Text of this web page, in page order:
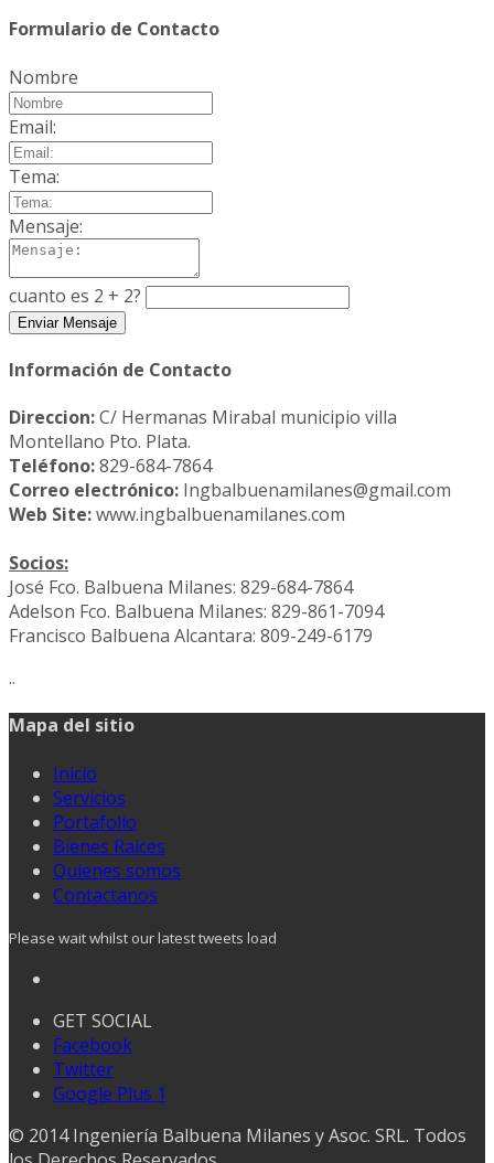
Formulario de Contacto
Nombre
Email:
Tema:
Mensaje:
cuanto es 2 + 2?
Información de Contacto
Direccion:C/ Hermanas Mirabal municipio villa
Montellano Pto. Plata.
Teléfono:829-684-7864
Correo electrónico: Ingbalbuenamilanes@gmail.com
Web Site:www.ingbalbuenamilanes.com
Socios:
José Fco. Balbuena Milanes: 829-684-7864
Adelson Fco. Balbuena Milanes: 829-861-7094
Francisco Balbuena Alcantara: 809-249-6179
..
Mapa del sitio
Inicio
Servicios
Portafolio
Bienes Raices
Quienes somos
Contactanos
Please wait whilst our latest tweets load
GET SOCIAL
Facebook
Twitter
Google Plus 1
© 2014 Ingeniería Balbuena Milanes y Asoc. SRL. Todos